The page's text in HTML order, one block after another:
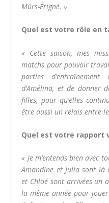
Mûrs-Érigné. »
Quel est votre rôle en
« Cette saison, mes
matchs pour pouvoir
parties
d’Amélina, et de donner
filles, pour qu’elles
être aussi un relais entre
Quel est votre rapport
« Je m’entends bien avec
Amandine et Julia sont là
et Chloé sont arrivées un
la même année pour